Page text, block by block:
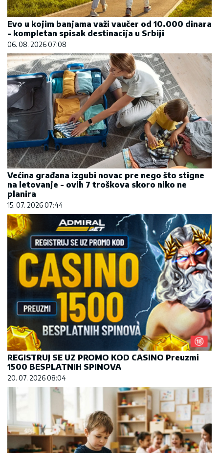
Evo u kojim banjama važi vaučer od 10.000 dinara
- kompletan spisak destinacija u Srbiji
06. 08. 2026 07:08
Većina građana izgubi novac pre nego što stigne
na letovanje - ovih 7 troškova skoro niko ne
planira
15. 07. 2026 07:44
REGISTRUJ SE UZ PROMO KOD CASINO Preuzmi
1500 BESPLATNIH SPINOVA
20. 07. 2026 08:04